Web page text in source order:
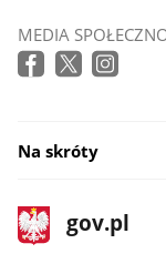
MEDIA
Na skróty
stopka
gov.pl
Strona
gov.pl